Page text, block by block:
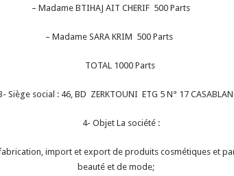
– Madame BTIHAJ AIT CHERIF 500 Parts
– Madame SARA KRIM 500 Parts
TOTAL 1000 Parts
Siège social : 46, BD ZERKTOUNI ETG 5 N° 17
4- Objet La société :
import et export de produits cosmétiques et
beauté et de mode;